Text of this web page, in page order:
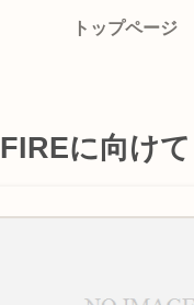
トップページ
FIREに向けて